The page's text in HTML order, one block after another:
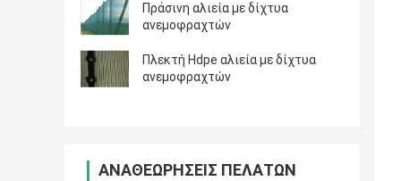
Πράσινη αλιεία με δίχτυα
ανεμοφραχτών
Πλεκτή Hdpe αλιεία με δίχτυα
ανεμοφραχτών
ΑΝΑΘΕΩΡΉΣΕΙΣ ΠΕΛΑΤΏΝ